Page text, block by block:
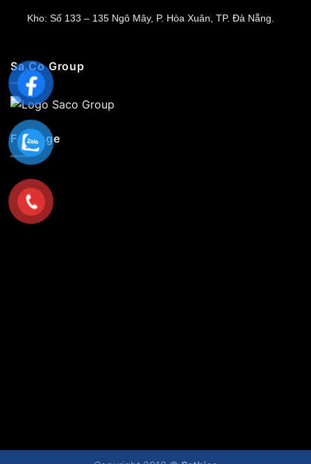
Kho: Số 133 – 135 Ngô Mây, P. Hòa Xuân, TP. Đà Nẵng.
Sa.Co Group
Fanpage